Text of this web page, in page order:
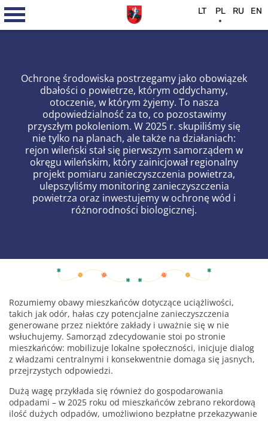
Ochronę środowiska postrzegamy jako obowiązek
dbałości o powietrze, którym oddychamy,
otoczenie, w którym żyjemy. To nasza
odpowiedzialność za to, co pozostawimy
przyszłym pokoleniom. W 2025 r. skupiliśmy się
nie tylko na planach, ale także na działaniach:
rejon wileński stał się pierwszym samorządem w
okręgu wileńskim, który zainicjował regionalny
projekt pomiaru zanieczyszczenia powietrza,
ulepszyliśmy monitoring zanieczyszczenia
powietrza oraz inwestujemy w ochronę wód i
różnorodności biologicznej.
Rozumiemy obawy mieszkańców dotyczące uciążliwości,
takich jak odór, hałas czy potencjalne zanieczyszczenia
generowane przez niektóre zakłady i uważnie się w nie
wsłuchujemy. Samorząd zdecydowanie stoi po stronie
mieszkańców: mobilizuje lokalne społeczności, inicjuje dialog
z władzami centralnymi i konsekwentnie domaga się jasnych,
przejrzystych odpowiedzi.
Dużą wagę przykłada się również do gospodarowania
odpadami – w 2025 roku od mieszkańców zebrano rekordową
ilość dużych odpadów, umożliwiono bezpłatne przekazywanie
LT PL RU EN